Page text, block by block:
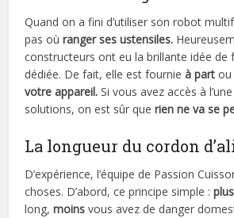
Quand on a fini d’utiliser son robot
pas où ranger ses ustensiles.
constructeurs ont eu la brillante idée de
dédiée. De fait, elle est fournie à part
votre appareil. Si vous avez accès à
solutions, on est sûr querien ne va se
La longueur du cordon
D’expérience, l’équipe de Passion
choses. D’abord, ce principe simple :plus
long,moins vous avez de danger